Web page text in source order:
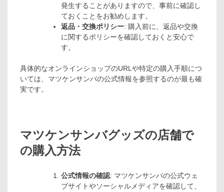
発生することがありますので、事前に確認し
ておくことをお勧めします。
返品・交換ポリシー: 購入前に、返品や交換
に関するポリシーを確認しておくと安心で
す。
具体的なオンラインショップのURLや特定の購入手順につ
いては、マツケンサンバの公式情報を参照するのが最も確
実です。
マツケンサンバグッズの店舗で
の購入方法
公式情報の確認: マツケンサンバの公式ウェ
ブサイトやソーシャルメディアを確認して、